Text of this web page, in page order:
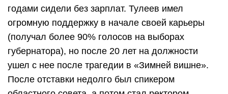
годами сидели без зарплат. Тулеев имел
огромную поддержку в начале своей карьеры
(получал более 90% голосов на выборах
губернатора), но после 20 лет на должности
ушел с нее после трагедии в «Зимней вишне».
После отставки недолго был спикером